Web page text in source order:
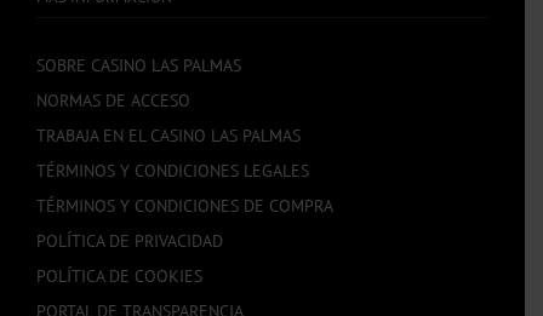
SOBRE CASINO LAS PALMAS
NORMAS DE ACCESO
TRABAJA EN EL CASINO LAS PALMAS
TÉRMINOS Y CONDICIONES LEGALES
TÉRMINOS Y CONDICIONES DE COMPRA
POLÍTICA DE PRIVACIDAD
POLÍTICA DE COOKIES
PORTAL DE TRANSPARENCIA